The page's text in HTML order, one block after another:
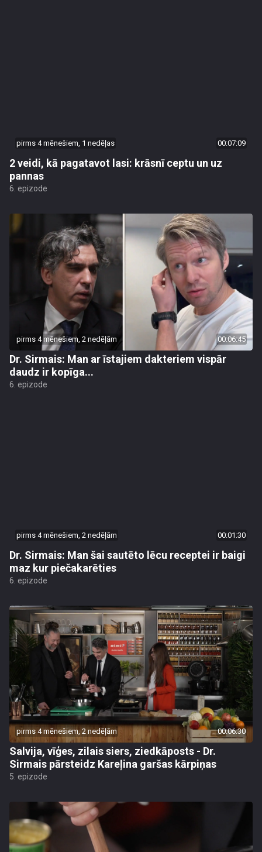
pirms 4 mēnešiem, 1 nedēļas 00:07:09
2 veidi, kā pagatavot lasi: krāsnī ceptu un uz
pannas
6. epizode
pirms 4 mēnešiem, 2 nedēļām 00:06:45
Dr. Sirmais: Man ar īstajiem dakteriem vispār
daudz ir kopīga...
6. epizode
pirms 4 mēnešiem, 2 nedēļām 00:01:30
Dr. Sirmais: Man šai sautēto lēcu receptei ir baigi
maz kur piečakarēties
6. epizode
pirms 4 mēnešiem, 2 nedēļām 00:06:30
Salvija, vīģes, zilais siers, ziedkāposts - Dr.
Sirmais pārsteidz Kareļina garšas kārpiņas
5. epizode